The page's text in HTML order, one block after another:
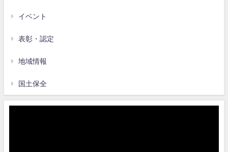
イベント
表彰・認定
地域情報
国土保全